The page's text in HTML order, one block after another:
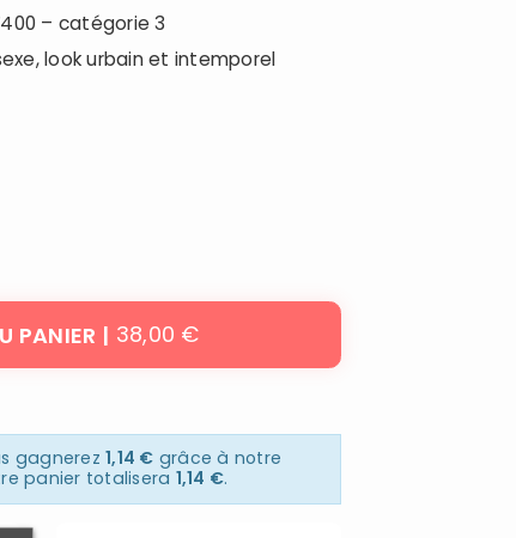
– catégorie 3
look urbain et intemporel
38,00 €
PANIER
gagnerez 1,14 € grâce à notre
panier totalisera 1,14 €.